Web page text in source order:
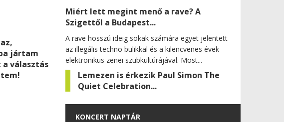
jártam
választás
Miért lett megint menő a rave? A
Szigettől a Budapest...
A rave hosszú ideig sokak számára egyet jelentett
az illegális techno bulikkal és a kilencvenes évek
elektronikus zenei szubkultúrájával. Most...
Lemezen is érkezik Paul Simon The
Quiet Celebration...
KONCERT NAPTÁR